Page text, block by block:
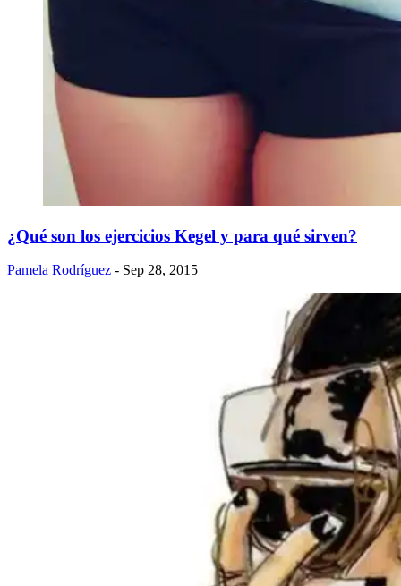
¿Qué son los ejercicios Kegel y para qué sirven?
Pamela Rodríguez - Sep 28, 2015